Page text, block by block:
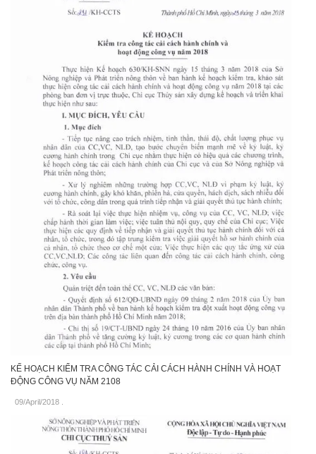
KẾ HOẠCH KIỂM TRA CÔNG TÁC CẢI CÁCH HÀNH CHÍNH VÀ HOẠT
ĐỘNG CÔNG VỤ NĂM 2108
09/April/2018